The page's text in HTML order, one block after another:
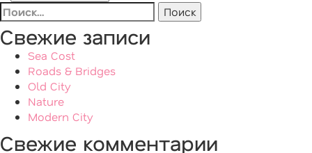
Найти:
Свежие записи
Sea Cost
Roads & Bridges
Old City
Nature
Modern City
Свежие комментарии